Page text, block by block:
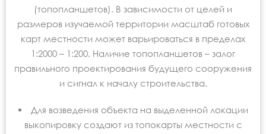
(топопланшетов). В зависимости от целей и
размеров изучаемой территории масштаб готовых
карт местности может варьироваться в пределах
1:2000 – 1:200. Наличие топопланшетов – залог
правильного проектирования будущего сооружения
и сигнал к началу строительства.
Для возведения объекта на выделенной локации
выкопировку создают из топокарты местности с